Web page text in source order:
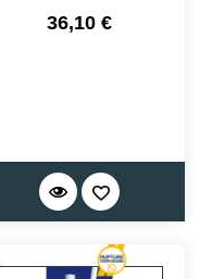
Prix
36,10 €